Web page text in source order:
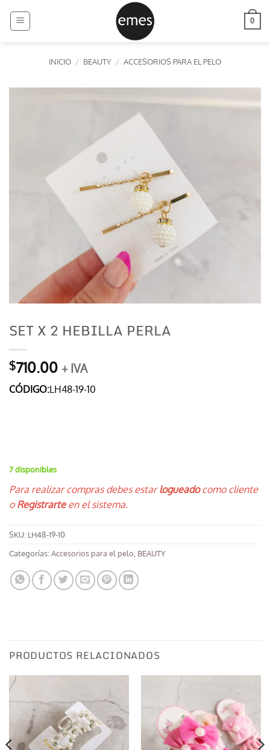
0
INICIO / BEAUTY / ACCESORIOS PARA EL PELO
SET X 2 HEBILLA PERLA
$710.00 + IVA
CÓDIGO:LH48-19-10
7 disponibles
Para realizar compras debes estarlogueadocomo cliente
oRegistrarteen el sistema.
SKU: LH48-19-10
Categorías:Accesorios para el pelo BEAUTY
PRODUCTOS RELACIONADOS